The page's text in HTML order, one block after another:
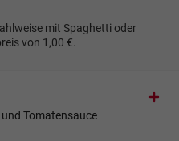
mit Spaghetti oder
von 1,00 €.
Tomatensauce